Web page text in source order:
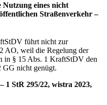
eines nicht
Straßenverkehr –
führt nicht zur
AO, weil die Regelung der
in § 15 Abs. 1 KraftStDV den
GG nicht genügt.
1 StR 295/22, wistra 2023,